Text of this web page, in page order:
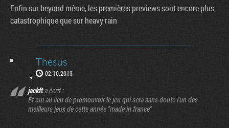
Enfin sur beyond même, les premières previews sont encore plus
catastrophique que sur heavy rain
Thesus
02.10.2013
jackfta écrit :
Et oui au lieu de promouvoir le jeu qui sera sans doute l'un des
meilleurs jeux de cette année "made in france"